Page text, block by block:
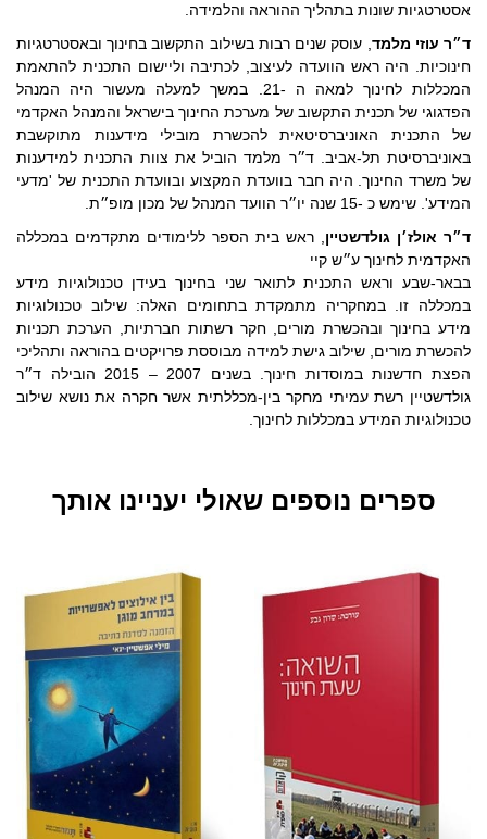
אסטרטגיות שונות בתהליך ההוראה והלמידה.
ד״ר עוזי מלמד , עוסק שנים רבות בשילוב התקשוב בחינוך ובאסטרטגיות
חינוכיות. היה ראש הוועדה לעיצוב, לכתיבה וליישום התכנית להתאמת
המכללות לחינוך למאה ה -21. במשך למעלה מעשור היה המנהל
הפדגוגי של תכנית התקשוב של מערכת החינוך בישראל והמנהל האקדמי
של התכנית האוניברסיטאית להכשרת מובילי מידענות מתוקשבת
באוניברסיטת תל-אביב. ד״ר מלמד הוביל את צוות התכנית למידענות
של משרד החינוך. היה חבר בוועדת המקצוע ובוועדת התכנית של 'מדעי
המידע'. שימש כ -15 שנה יו״ר הוועד המנהל של מכון מופ״ת.
ד״ר אולז׳ן גולדשטיין , ראש בית הספר ללימודים מתקדמים במכללה
האקדמית לחינוך ע״ש קיי
בבאר-שבע וראש התכנית לתואר שני בחינוך בעידן טכנולוגיות מידע
במכללה זו. במחקריה מתמקדת בתחומים האלה: שילוב טכנולוגיות
מידע בחינוך ובהכשרת מורים, חקר רשתות חברתיות, הערכת תכניות
להכשרת מורים, שילוב גישת למידה מבוססת פרויקטים בהוראה ותהליכי
הפצת חדשנות במוסדות חינוך. בשנים 2007 – 2015 הובילה ד״ר
גולדשטיין רשת עמיתי מחקר בין-מכללתית אשר חקרה את נושא שילוב
טכנולוגיות המידע במכללות לחינוך.
ספרים נוספים שאולי יעניינו אותך